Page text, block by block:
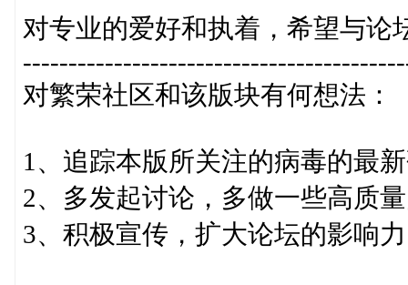
对专业的爱好和执着，希望与论
对繁荣社区和该版块有何想法：
1、追踪本版所关注的病毒的最
2、多发起讨论，多做一些高质
3、积极宣传，扩大论坛的影响力